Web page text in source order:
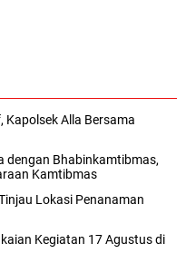
Alla Bersama
dengan Bhabinkamtibmas,
Kamtibmas
Lokasi Penanaman
Kegiatan 17 Agustus di